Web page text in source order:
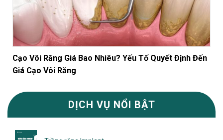
Cạo Vôi Răng Giá Bao Nhiêu? Yếu Tố Quyết Định Đến
Giá Cạo Vôi Răng
DỊCH VỤ NỔI BẬT